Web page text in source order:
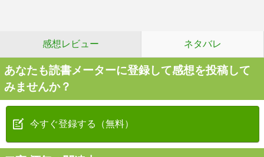
感想レビュー ネタバレ
あなたも読書メーターに登録して感想を投稿して
みませんか？
今すぐ登録する（無料）